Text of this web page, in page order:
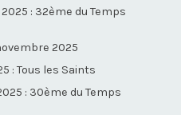
: 32ème du Temps
2025
: Tous les Saints
: 30ème du Temps